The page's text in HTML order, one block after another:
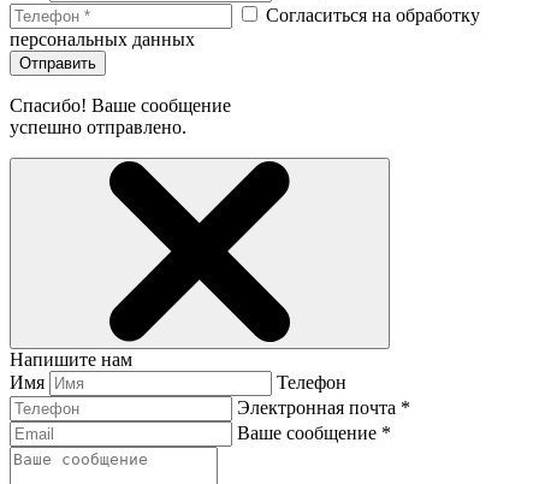
Согласиться на обработку
персональных данных
Отправить
Спасибо! Ваше сообщение
успешно отправлено.
Напишите нам
Имя
Телефон
Электронная почта *
Ваше сообщение *